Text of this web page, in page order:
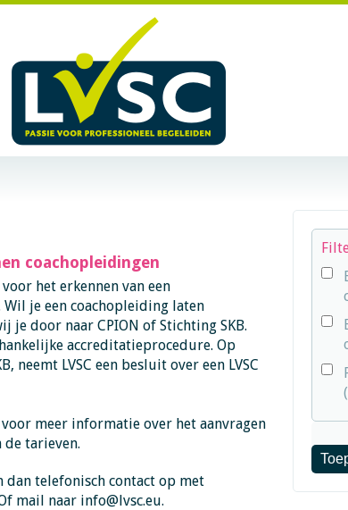
coachopleidingen
het erkennen van een
je een coachopleiding laten
je door naar CPION of Stichting SKB.
accreditatieprocedure. Op
neemt LVSC een besluit over een LVSC
meer informatie over het aanvragen
de tarieven.
dan telefonisch contact op met
mail naar info@lvsc.eu.